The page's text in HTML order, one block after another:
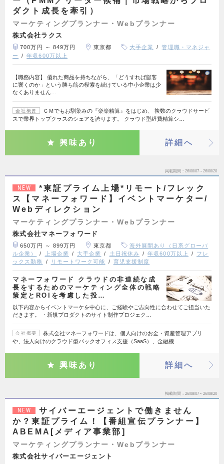
ダクト成長を牽引）
マーケティングプランナー・Webプランナー
株式会社ラクス
700万円 ～ 849万円 東京都 大手企業
管理職・マネジャ
ー
年収600万以上
【職務内容】 優れた商品を持ちながら、「どうすれば顧客
に響くのか」という勝ち筋の模索を続けている中小企業は少
なくありません…
会社概要
ＣＭでもお馴染みの『楽楽精算』をはじめ、 複数のクラウドサービ
スで業界トップクラスのシェアを誇ります。 クラウド型経費精算シ…
興味あり 詳細へ
掲載期間 26/08/07～26/08/20
NEW
*東証プライム上場*リモート/フレック
ス【マネーフォワード】イベントマーケター/
Webディレクション
マーケティングプランナー・Webプランナー
株式会社マネーフォワード
650万円 ～ 899万円 東京都
海外展開あり（日系グローバ
ル企業）
上場企業 大手企業 土日祝休み 年収600万以上
フレ
ックス勤務
リモートワーク可能 育児支援制度
マネーフォワード クラウドの非連続な成
長をするためのマーケティング全体の戦略
策定とROIを考慮した投…
以下内容からイベントマーケを中心に、ご経験やご志向性に合わせてご担当いた
だきます。 ・新規プロダクトのサイト制作プロジェク…
会社概要
株式会社マネーフォワードは、個人向けのお金・資産管理アプリ
や、法人向けのクラウド型バックオフィス支援（SaaS）、金融機…
興味あり 詳細へ
掲載期間 26/08/07～26/08/20
NEW
サイバーエージェントで働きません
か？東証プライム！【番組宣伝プランナー】
ABEMA[メディア事業部]
マーケティングプランナー・Webプランナー
株式会社サイバーエージェント